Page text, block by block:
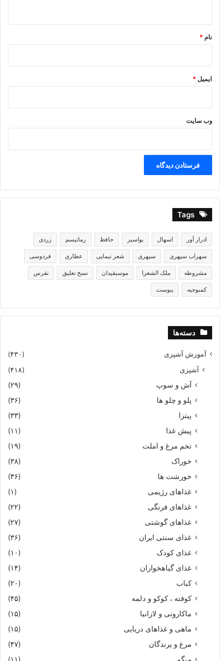
نام *
ایمیل *
وب‌ سایت
Tags
ادرار آور اسهال بواسیر حافظ رماتیسم زردی
سهراب سپهری سپهری شعر نیمایی عطاری فردوسی
مشروطه ملک الشعرا موسیقیدان نسخ تعلیق نقرس
کمبوجیه یبوست
دسته‌ها
آموزش آشپزی (۴۳۰)
آشپزی (۴۱۸)
آش و سوپ
(۲۹)
پلو و چلو ها
(۳۶)
پیتزا
(۳۳)
پیش غذا
(۱۱)
تخم مرغ و املت
(۱۹)
خوراک
(۳۸)
خورشت ها
(۳۶)
غذاهای رژیمی
(۱)
غذاهای فرنگی
(۲۲)
غذاهای گوشتی
(۲۷)
غذای سنتی ایران
(۳۶)
غذای کودک
(۱۰)
غذای گیاهخواران
(۱۴)
کباب
(۲۰)
کوفته ، کوکو و دلمه
(۴۵)
ماکارونی و لازانیا
(۱۵)
ماهی و غذاهای دریایی
(۱۵)
مرغ و پرندگان
(۴۷)